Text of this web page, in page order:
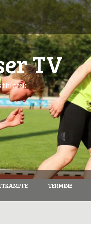
TV
TERMINE